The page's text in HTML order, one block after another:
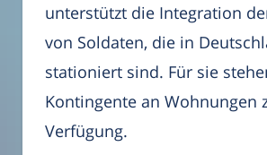
unterstützt die Integration
von Soldaten, die in
stationiert sind. Für sie
Kontingente an Wohnungen
Verfügung.